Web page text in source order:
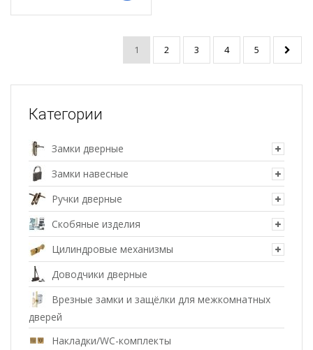
1 2 3 4 5
Категории
Замки дверные
Замки навесные
Ручки дверные
Скобяные изделия
Цилиндровые механизмы
Доводчики дверные
Врезные замки и защёлки для межкомнатных
дверей
Накладки/WC-комплекты